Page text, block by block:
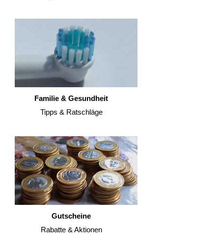
Familie & Gesundheit
Tipps & Ratschläge
Gutscheine
Rabatte & Aktionen